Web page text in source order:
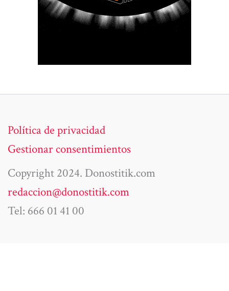
Política de privacidad
Gestionar consentimientos
Copyright 2024. Donostitik.com
redaccion@donostitik.com
Tel: 666 01 41 00